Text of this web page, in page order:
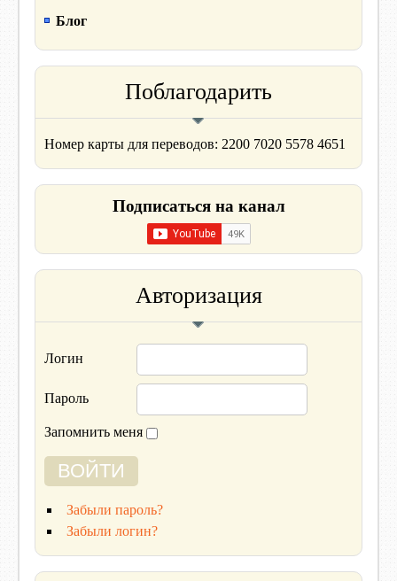
Блог
Поблагодарить
Номер карты для переводов: 2200 7020 5578 4651
Подписаться на канал
Авторизация
Логин
Пароль
Запомнить меня
Забыли пароль?
Забыли логин?